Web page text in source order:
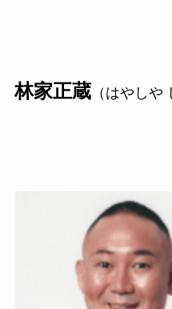
林家正蔵（はやしや